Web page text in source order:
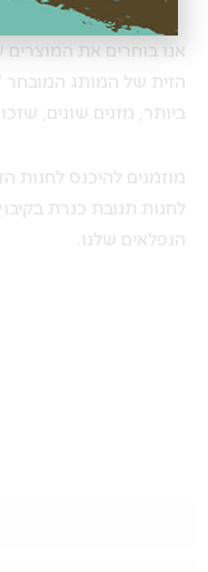
אנו בוחרים את
הזית של המותג המובחר
ביותר, מזנים שונים,
מוזמנים להיכנס לחנות
לחנות תנובת כנרת
הנפלאים שלנו.